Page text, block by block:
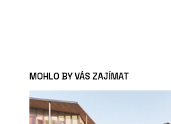
MOHLO BY VÁS ZAJÍMAT